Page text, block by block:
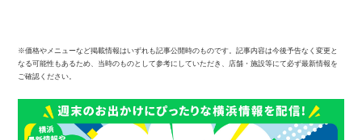
※価格やメニューなど掲載情報はいずれも記事公開時のものです。記事内容は今後予告なく変更と
なる可能性もあるため、当時のものとして参考にしていただき、店舗・施設等にて必ず最新情報を
ご確認ください。